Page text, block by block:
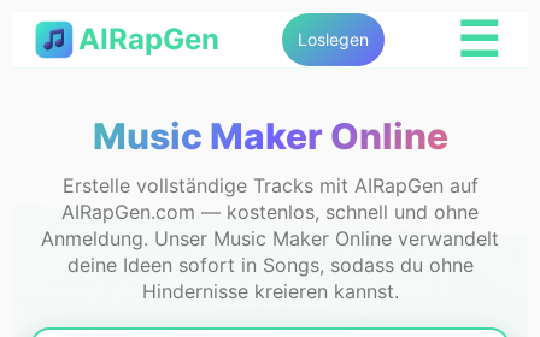
AIRapGen Loslegen ☰
Music Maker Online
Erstelle vollständige Tracks mit AIRapGen auf
AIRapGen.com — kostenlos, schnell und ohne
Anmeldung. Unser Music Maker Online verwandelt
deine Ideen sofort in Songs, sodass du ohne
Hindernisse kreieren kannst.